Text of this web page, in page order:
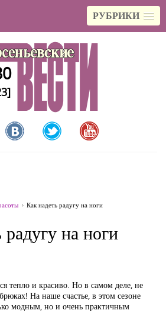
РУБРИКИ
Как надеть радугу на ноги
на ноги
тепло и красиво. Но в самом деле, не
На наше счастье, в этом сезоне
модным, но и очень практичным